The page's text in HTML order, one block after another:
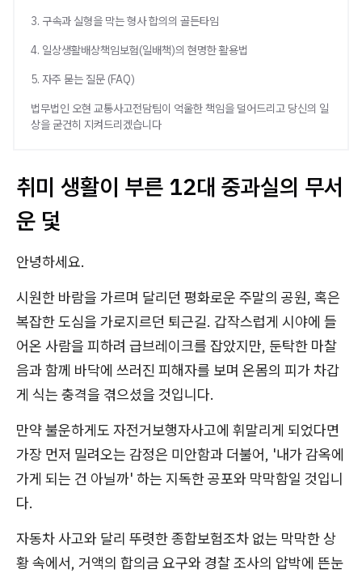
3. 구속과 실형을 막는 형사 합의의 골든타임
4. 일상생활배상책임보험(일배책)의 현명한 활용법
5. 자주 묻는 질문 (FAQ)
법무법인 오현 교통사고전담팀이 억울한 책임을 덜어드리고 당신의 일
상을 굳건히 지켜드리겠습니다
취미 생활이 부른 12대 중과실의 무서
운 덫
안녕하세요.
시원한 바람을 가르며 달리던 평화로운 주말의 공원, 혹은
복잡한 도심을 가로지르던 퇴근길. 갑작스럽게 시야에 들
어온 사람을 피하려 급브레이크를 잡았지만, 둔탁한 마찰
음과 함께 바닥에 쓰러진 피해자를 보며 온몸의 피가 차갑
게 식는 충격을 겪으셨을 것입니다.
만약 불운하게도 자전거보행자사고에 휘말리게 되었다면
가장 먼저 밀려오는 감정은 미안함과 더불어, '내가 감옥에
가게 되는 건 아닐까' 하는 지독한 공포와 막막함일 것입니
다.
자동차 사고와 달리 뚜렷한 종합보험조차 없는 막막한 상
황 속에서, 거액의 합의금 요구와 경찰 조사의 압박에 뜬눈